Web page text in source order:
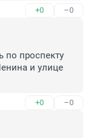
+0 –0
по проспекту
и улице
БАЗАР!
+0 –0